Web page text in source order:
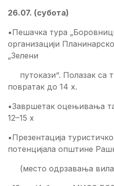
26.07. (субота)
•Пешачка тура
организацији
„Зелени
путокази“. Полазак са
повратак до 14 х.
•Завршетак оцењивања
12–15 х
•Презентација
потенцијала општине
(место одрзавања вила